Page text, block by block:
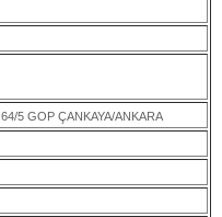
5 GOP ÇANKAYA/ANKARA